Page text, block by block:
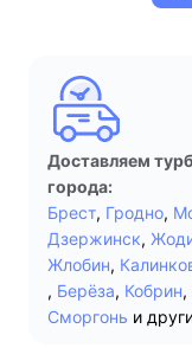
Доставляем
города:
Брест, Гродно,
Дзержинск,
Жлобин,
, Берёза, Кобрин,
Сморгонь и